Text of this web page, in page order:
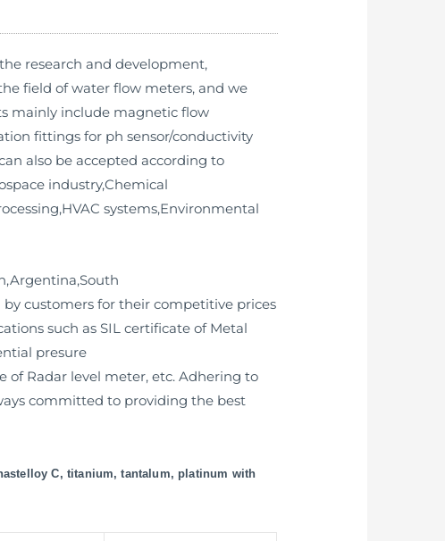
research and development,
field of water flow meters, and we
mainly include magnetic flow
fittings for ph sensor/conductivity
also be accepted according to
industry,Chemical
systems,Environmental
by customers for their competitive prices
such as SIL certificate of Metal
presure
of Radar level meter, etc. Adhering to
committed to providing the best
C, titanium, tantalum, platinum with